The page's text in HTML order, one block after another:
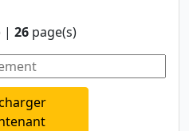
| 26 page(s)